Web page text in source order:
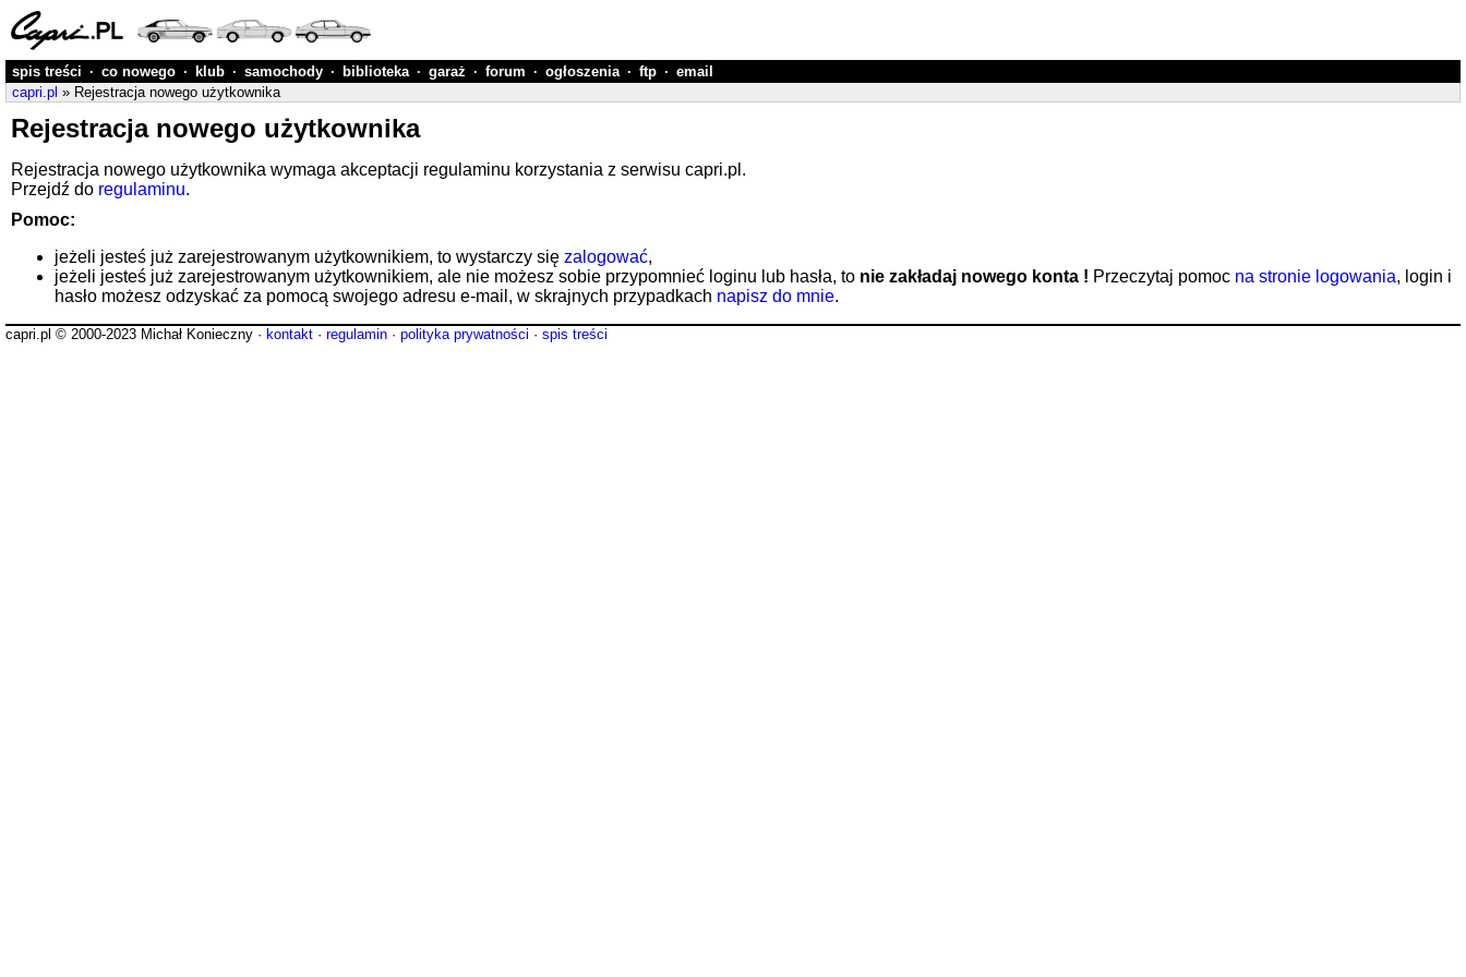
spis treści · co nowego · klub · samochody · biblioteka · garaż · forum · ogłoszenia · ftp · email
capri.pl » Rejestracja nowego użytkownika
Rejestracja nowego użytkownika
Rejestracja nowego użytkownika wymaga akceptacji regulaminu korzystania z serwisu capri.pl.
Przejdź do regulaminu.
Pomoc:
jeżeli jesteś już zarejestrowanym użytkownikiem, to wystarczy się zalogować,
jeżeli jesteś już zarejestrowanym użytkownikiem, ale nie możesz sobie przypomnieć loginu lub hasła, to nie zakładaj nowego konta ! Przeczytaj pomoc na stronie logowania, login i
hasło możesz odzyskać za pomocą swojego adresu e-mail, w skrajnych przypadkach napisz do mnie.
capri.pl © 2000-2023 Michał Konieczny · kontakt · regulamin · polityka prywatności · spis treści